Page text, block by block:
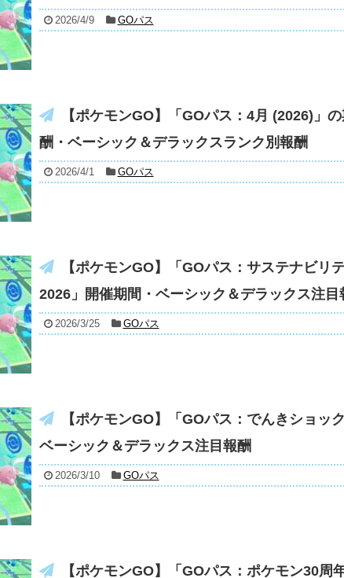
2026/4/9 GOパス
【ポケモンGO】「GOパス：4月 (2026)」
酬・ベーシック＆デラックスランク別報酬
2026/4/1 GOパス
【ポケモンGO】「GOパス：サステナビリ
2026」開催期間・ベーシック＆デラックス注目
2026/3/25 GOパス
【ポケモンGO】「GOパス：でんきショッ
ベーシック＆デラックス注目報酬
2026/3/10 GOパス
【ポケモンGO】「GOパス：ポケモン30周